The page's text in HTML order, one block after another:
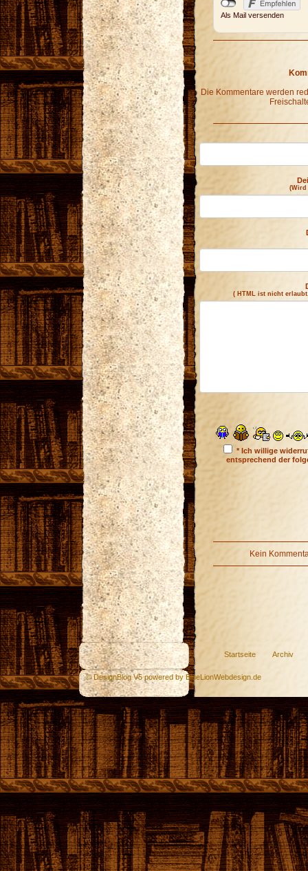
Als Mail versenden
Die Kommentare werden
(Wird
( HTML ist nicht
* Ich willige
entsprechend der
Kein
Startseite Archiv
© DesignBlog V5 powered by BlueLionWebdesign.de